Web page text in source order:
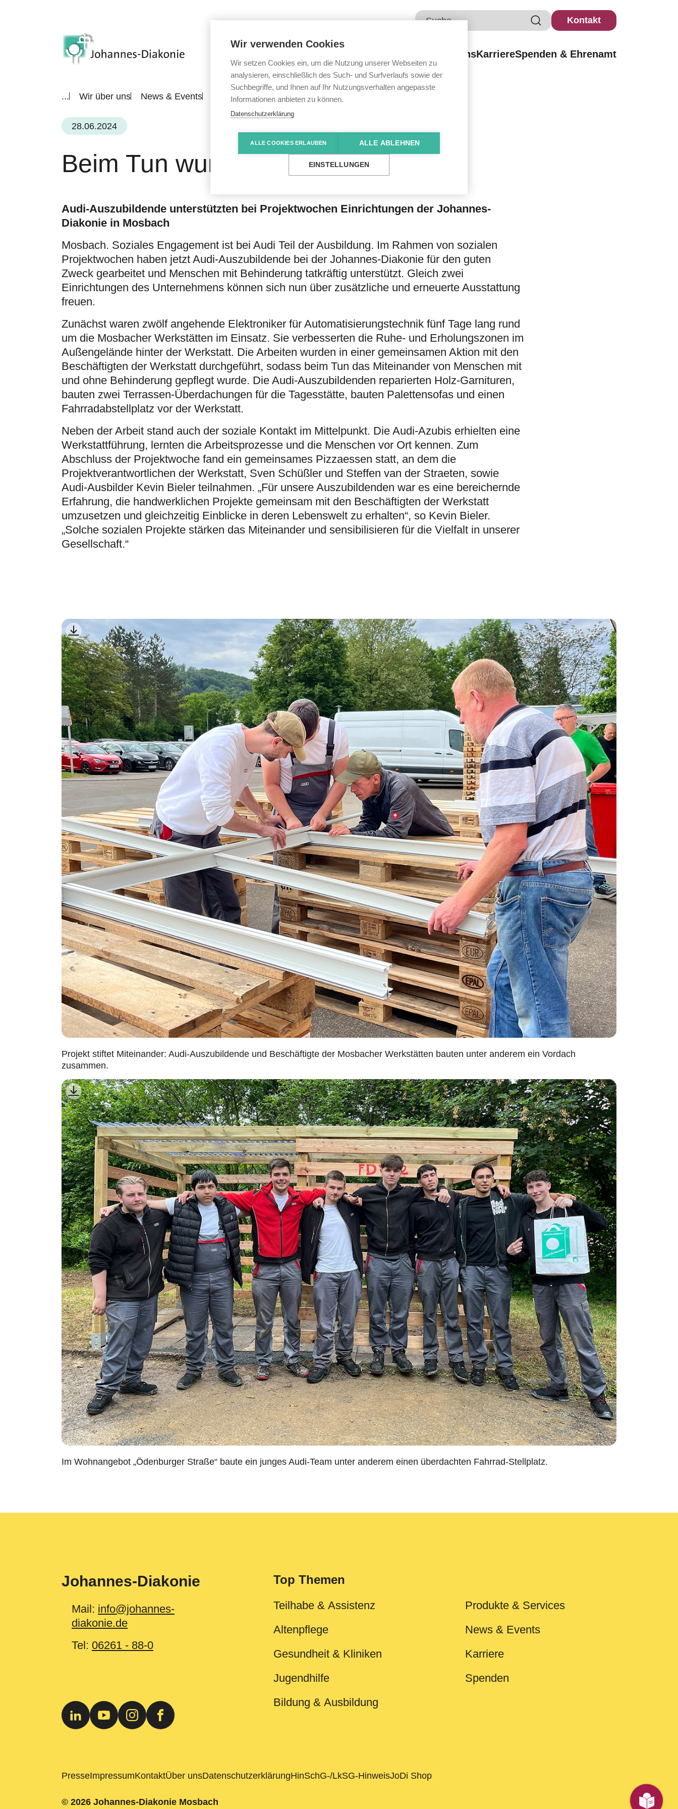
Kontakt
Wir über unsKarriereSpenden & Ehrenamt
... Wir über uns News & Events Alle News Beim Tun wurde Inklusion gepflegt
28.06.2024
Beim Tun wurde Inklusion gepflegt
Audi-Auszubildende unterstützten bei Projektwochen Einrichtungen der Johannes-
Diakonie in Mosbach
Mosbach. Soziales Engagement ist bei Audi Teil der Ausbildung. Im Rahmen von sozialen
Projektwochen haben jetzt Audi-Auszubildende bei der Johannes-Diakonie für den guten
Zweck gearbeitet und Menschen mit Behinderung tatkräftig unterstützt. Gleich zwei
Einrichtungen des Unternehmens können sich nun über zusätzliche und erneuerte Ausstattung
freuen.
Zunächst waren zwölf angehende Elektroniker für Automatisierungstechnik fünf Tage lang rund
um die Mosbacher Werkstätten im Einsatz. Sie verbesserten die Ruhe- und Erholungszonen im
Außengelände hinter der Werkstatt. Die Arbeiten wurden in einer gemeinsamen Aktion mit den
Beschäftigten der Werkstatt durchgeführt, sodass beim Tun das Miteinander von Menschen mit
und ohne Behinderung gepflegt wurde. Die Audi-Auszubildenden reparierten Holz-Garnituren,
bauten zwei Terrassen-Überdachungen für die Tagesstätte, bauten Palettensofas und einen
Fahrradabstellplatz vor der Werkstatt.
Neben der Arbeit stand auch der soziale Kontakt im Mittelpunkt. Die Audi-Azubis erhielten eine
Werkstattführung, lernten die Arbeitsprozesse und die Menschen vor Ort kennen. Zum
Abschluss der Projektwoche fand ein gemeinsames Pizzaessen statt, an dem die
Projektverantwortlichen der Werkstatt, Sven Schüßler und Steffen van der Straeten, sowie
Audi-Ausbilder Kevin Bieler teilnahmen. „Für unsere Auszubildenden war es eine bereichernde
Erfahrung, die handwerklichen Projekte gemeinsam mit den Beschäftigten der Werkstatt
umzusetzen und gleichzeitig Einblicke in deren Lebenswelt zu erhalten“, so Kevin Bieler.
„Solche sozialen Projekte stärken das Miteinander und sensibilisieren für die Vielfalt in unserer
Gesellschaft.“
Projekt stiftet Miteinander: Audi-Auszubildende und Beschäftigte der Mosbacher Werkstätten bauten unter anderem ein Vordach
zusammen.
Im Wohnangebot „Ödenburger Straße“ baute ein junges Audi-Team unter anderem einen überdachten Fahrrad-Stellplatz.
Johannes-Diakonie
Mail: info@johannes-
diakonie.de
Tel: 06261 - 88-0
Top Themen
Teilhabe & Assistenz
Altenpflege
Gesundheit & Kliniken
Jugendhilfe
Bildung & Ausbildung
Produkte & Services
News & Events
Karriere
Spenden
PresseImpressumKontaktÜber unsDatenschutzerklärungHinSchG-/LkSG-HinweisJoDi Shop
© 2026 Johannes-Diakonie Mosbach
Wir verwenden Cookies
Wir setzen Cookies ein, um die Nutzung unserer Webseiten zu
analysieren, einschließlich des Such- und Surfverlaufs sowie der
Suchbegriffe, und Ihnen auf Ihr Nutzungsverhalten angepasste
Informationen anbieten zu können.
Datenschutzerklärung
ALLE COOKIES ERLAUBEN ALLE ABLEHNEN
EINSTELLUNGEN